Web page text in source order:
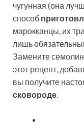
чугунная (она
способ
марокканцы, их
лишь
Замените
этот рецепт,
вы получите
сковороде.